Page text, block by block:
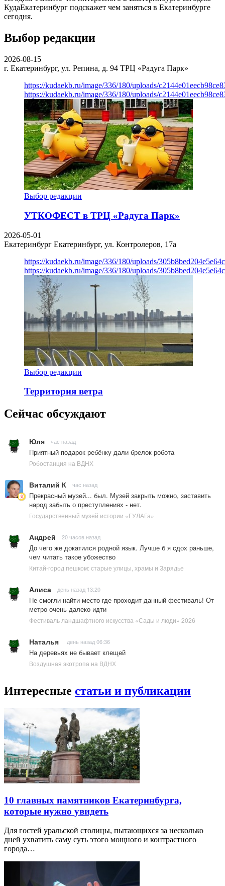
КудаЕкатеринбург подскажет чем заняться в Екатеринбурге
сегодня.
Выбор редакции
2026-08-15
г. Екатеринбург, ул. Репина, д. 94 ТРЦ «Радуга Парк»
https://kudaekb.ru/image/336/180/uploads/
https://kudaekb.ru/image/336/180/uploads/
Выбор редакции
УТКОФЕСТ в ТРЦ «Радуга Парк»
2026-05-01
Екатеринбург Екатеринбург, ул. Контролеров, 17а
https://kudaekb.ru/image/336/180/uploads/
https://kudaekb.ru/image/336/180/uploads/
Выбор редакции
Территория ветра
Сейчас обсуждают
Юля час назад
Приятный подарок ребёнку дали брелок робота
Робостанция на ВДНХ
Виталий К час назад
Прекрасный музей... был. Музей закрыть можно, заставить
народ забыть о преступлениях - нет.
Государственный музей истории «ГУЛАГа»
Андрей 20 часов назад
До чего же докатился родной язык. Лучше б я сдох раньше,
чем читать такое убожество
Китай-город пешком: старые улицы, храмы и Зарядье
Алиса день назад 13:20
Не смогли найти место где проходит данный фестиваль! От
метро очень далеко идти
Фестиваль ландшафтного искусства «Сады и люди» 2026
Наталья день назад 06:36
На деревьях не бывает клещей
Воздушная экотропа на ВДНХ
Интересные статьи и публикации
10 главных памятников Екатеринбурга,
которые нужно увидеть
Для гостей уральской столицы, пытающихся за несколько
дней ухватить саму суть этого мощного и контрастного
города…